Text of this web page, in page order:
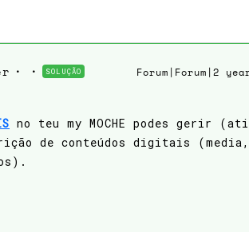
SOLUÇÃO Forum|Forum|2
no teu my MOCHE podes gerir
de conteúdos digitais (media,